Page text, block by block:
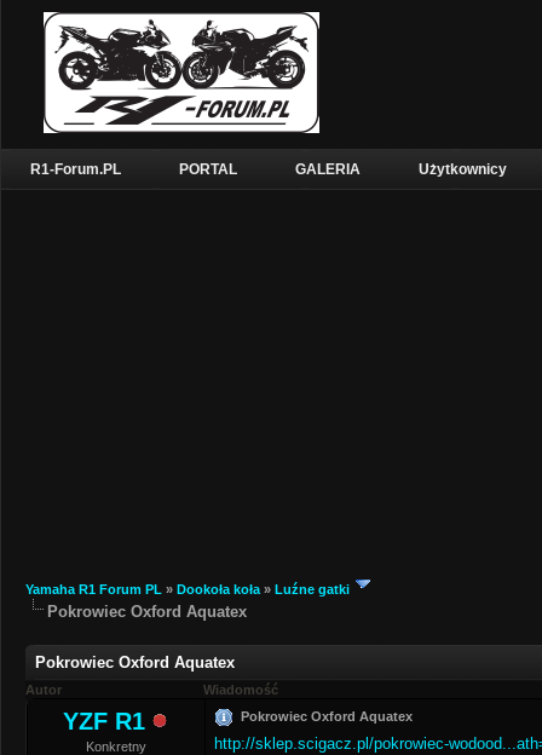
R1-Forum.PL PORTAL GALERIA Użytkownicy
Yamaha R1 Forum PL » Dookoła koła » Luźne gatki
Pokrowiec Oxford Aquatex
Pokrowiec Oxford Aquatex
Autor Wiadomość
YZF R1
Konkretny
Pokrowiec Oxford Aquatex
http://sklep.scigacz.pl/pokrowiec-